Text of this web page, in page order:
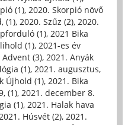
(1), 2020. Skorpió növő
(1), 2020. Szűz (2), 2020.
(1), 2021 Bika
(1), 2021-es év
Advent (3), 2021. Anyák
(1), 2021. augusztus,
Újhold (1), 2021. Bika
(1), 2021. december 8.
(1), 2021. Halak hava
Húsvét (2), 2021.